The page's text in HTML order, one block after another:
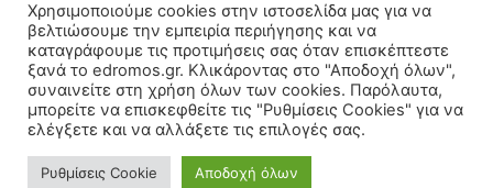
Εγγραφή συνδρομητή Πολιτική Διεθνή Κοινωνία
Πολιτισμός Αφιερώματα
Χρησιμοποιούμε cookies στην ιστοσελίδα μας για να
βελτιώσουμε την εμπειρία περιήγησης και να
καταγράφουμε τις προτιμήσεις σας όταν επισκέπτεστε
ξανά το edromos.gr. Κλικάροντας στο "Αποδοχή όλων",
συναινείτε στη χρήση όλων των cookies. Παρόλαυτα,
μπορείτε να επισκεφθείτε τις "Ρυθμίσεις Cookies" για να
ελέγξετε και να αλλάξετε τις επιλογές σας.
Ρυθμίσεις Cookie Αποδοχή όλων